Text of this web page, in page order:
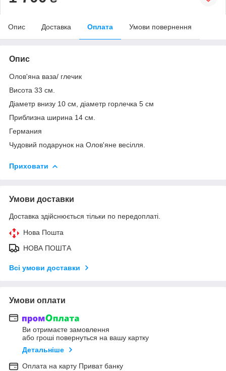
Опис Доставка Оплата Умови повернення
Опис
Олов'яна ваза/ глечик
Висота 33 см.
Діаметр внизу 10 см, діаметр горлечка 5 см
Приблизна ширина 14 см.
Германия
Чудовий подарунок на Олов'яне весілля.
Приховати
Умови доставки
Доставка здійснюється тільки по передоплаті.
Нова Пошта
НОВА ПОШТА
Всі умови доставки
Умови оплати
Ви отримаєте замовлення
або гроші повернуться на вашу картку
Детальніше
Оплата на карту Приват банку